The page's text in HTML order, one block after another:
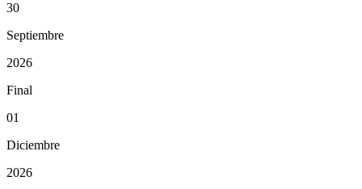
30
Septiembre
2026
Final
01
Diciembre
2026